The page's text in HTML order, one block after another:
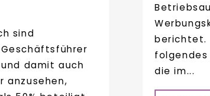
sind
damit auch
anzusehen,
berichtet.
folgendes
die im...